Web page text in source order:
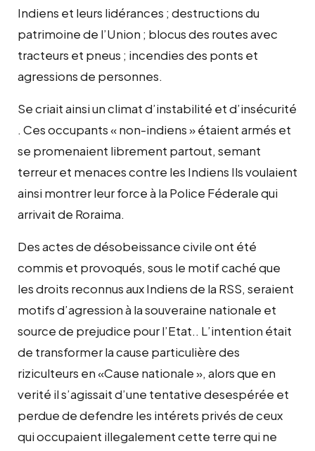
Indiens et leurs lidérances ; destructions du
patrimoine de l’Union ; blocus des routes avec
tracteurs et pneus ; incendies des ponts et
agressions de personnes.
Se criait ainsi un climat d’instabilité et d’insécurité
. Ces occupants « non-indiens » étaient armés et
se promenaient librement partout, semant
terreur et menaces contre les Indiens Ils voulaient
ainsi montrer leur force à la Police Féderale qui
arrivait de Roraima.
Des actes de désobeissance civile ont été
commis et provoqués, sous le motif caché que
les droits reconnus aux Indiens de la RSS, seraient
motifs d’agression à la souveraine nationale et
source de prejudice pour l’Etat.. L’intention était
de transformer la cause particulière des
riziculteurs en «Cause nationale », alors que en
verité il s’agissait d’une tentative desespérée et
perdue de defendre les intérets privés de ceux
qui occupaient illegalement cette terre qui ne